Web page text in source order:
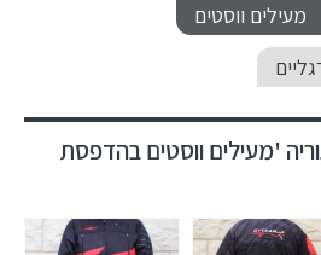
מעילים ווסטים
'מעילים ווסטים בהדפסת